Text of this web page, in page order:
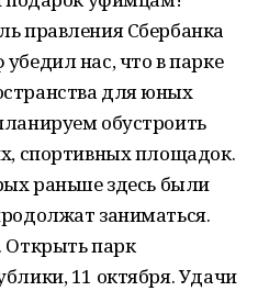
правления Сбербанка
нас, что в парке
для юных
обустроить
спортивных площадок.
раньше здесь были
заниматься.
Открыть парк
11 октября. Удачи